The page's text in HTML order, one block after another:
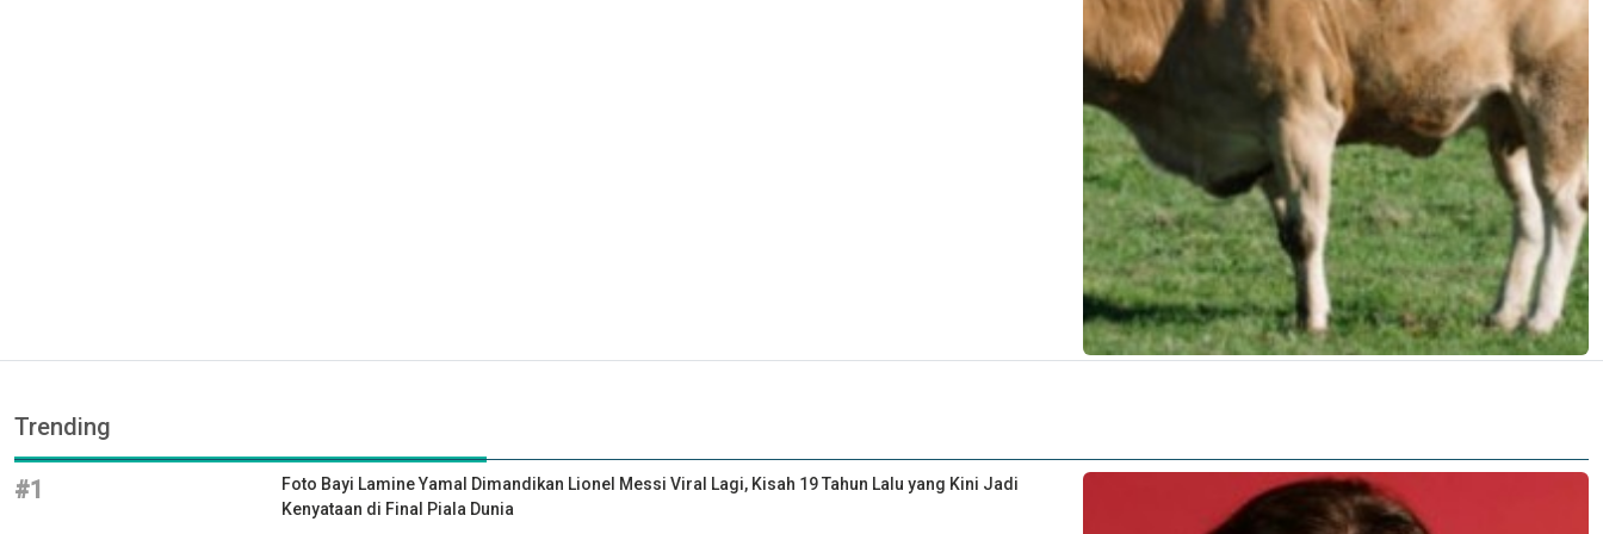
Trending
#1
Foto Bayi Lamine Yamal Dimandikan Lionel Messi Viral Lagi, Kisah 19 Tahun Lalu yang Kini Jadi
Kenyataan di Final Piala Dunia